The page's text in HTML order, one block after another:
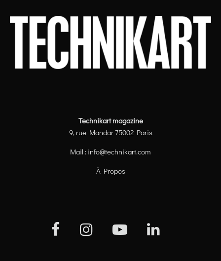
Technikart magazine
9, rue Mandar 75002 Paris
Mail : info@technikart.com
À Propos